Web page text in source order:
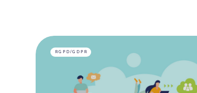
RGPD/GDPR